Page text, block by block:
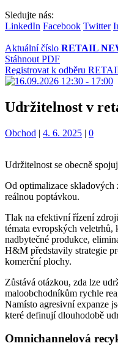
Sledujte nás:
LinkedIn Facebook Twitter
Aktuální číslo RETAIL
Stáhnout PDF
Registrovat k odběru
Udržitelnost v
Kategorie:
Obchod | 4. 6. 2025 | 0
Udržitelnost se obecně
Od optimalizace skladových
reálnou poptávkou.
Tlak na efektivní řízení
témata evropských
nadbytečné produkce,
H&M představily strategie
komerční plochy.
Zůstává otázkou, zda lze
maloobchodníkům rychle
Namísto agresivní expanze
které definují dlouhodobě
Omnichannelová